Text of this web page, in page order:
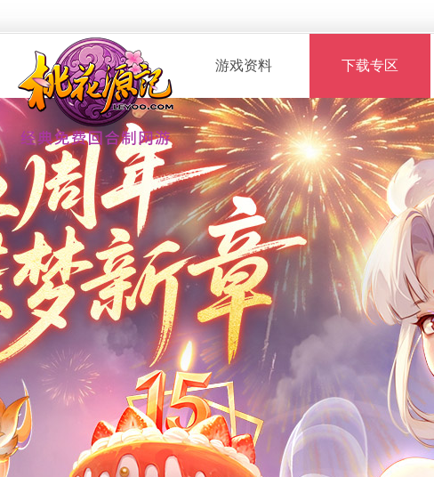
下载专区
游戏资料
· 录像下载
· 游戏音乐
· 玩家翻唱
· 新手指南
· 资料攻略
· 召唤兽图鉴